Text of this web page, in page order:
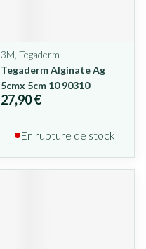
3M, Tegaderm
Tegaderm Alginate Ag
5cmx 5cm 10 90310
27,90 €
En rupture de stock